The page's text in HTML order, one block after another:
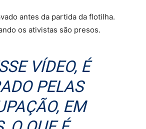
antes da partida da flotilha.
os ativistas são presos.
VÍDEO, É
PELAS
EM